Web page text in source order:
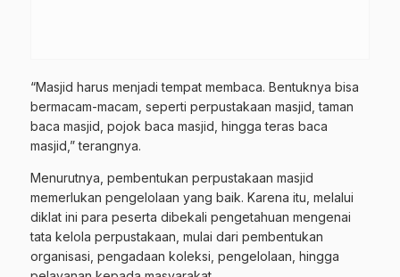
“Masjid harus menjadi tempat membaca. Bentuknya bisa
bermacam-macam, seperti perpustakaan masjid, taman
baca masjid, pojok baca masjid, hingga teras baca
masjid,” terangnya.
Menurutnya, pembentukan perpustakaan masjid
memerlukan pengelolaan yang baik. Karena itu, melalui
diklat ini para peserta dibekali pengetahuan mengenai
tata kelola perpustakaan, mulai dari pembentukan
organisasi, pengadaan koleksi, pengelolaan, hingga